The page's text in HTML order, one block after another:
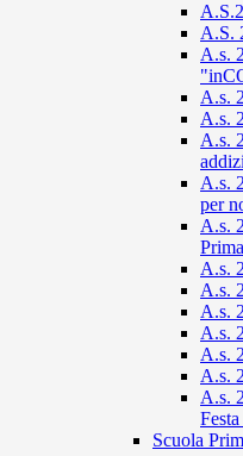
A.S.
A.s.
A.s.
A.s.
A.s.
A.s.
per
A.s.
A.s.
A.s.
A.s.
A.s.
A.s.
A.s.
A.s.
Scuola